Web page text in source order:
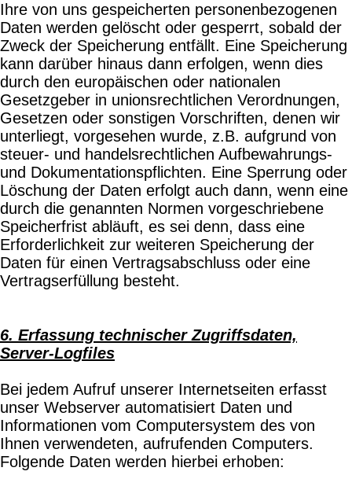
Ihre von uns gespeicherten personenbezogenen
Daten werden gelöscht oder gesperrt, sobald der
Zweck der Speicherung entfällt. Eine Speicherung
kann darüber hinaus dann erfolgen, wenn dies
durch den europäischen oder nationalen
Gesetzgeber in unionsrechtlichen Verordnungen,
Gesetzen oder sonstigen Vorschriften, denen wir
unterliegt, vorgesehen wurde, z.B. aufgrund von
steuer- und handelsrechtlichen Aufbewahrungs-
und Dokumentationspflichten. Eine Sperrung oder
Löschung der Daten erfolgt auch dann, wenn eine
durch die genannten Normen vorgeschriebene
Speicherfrist abläuft, es sei denn, dass eine
Erforderlichkeit zur weiteren Speicherung der
Daten für einen Vertragsabschluss oder eine
Vertragserfüllung besteht.
6. Erfassung technischer Zugriffsdaten,
Server-Logfiles
Bei jedem Aufruf unserer Internetseiten erfasst
unser Webserver automatisiert Daten und
Informationen vom Computersystem des von
Ihnen verwendeten, aufrufenden Computers.
Folgende Daten werden hierbei erhoben: